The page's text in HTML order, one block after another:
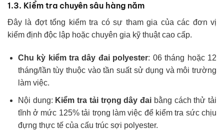
1.3. Kiểm tra chuyên sâu hàng năm
Đây là đợt tổng kiểm tra có sự tham gia của các đơn vị
kiểm định độc lập hoặc chuyên gia kỹ thuật cao cấp.
Chu kỳ kiểm tra dây đai polyester: 06 tháng hoặc 12
tháng/lần tùy thuộc vào tần suất sử dụng và môi trường
làm việc.
Nội dung: Kiểm tra tải trọng dây đai bằng cách thử tải
tĩnh ở mức 125% tải trọng làm việc để kiểm tra sức chịu
đựng thực tế của cấu trúc sợi polyester.